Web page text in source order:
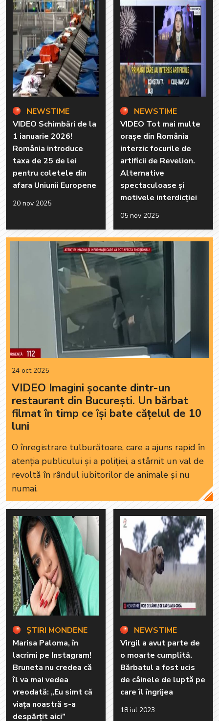
NEWSTIME
VIDEO Schimbări de la
1 ianuarie 2026!
România introduce
taxa de 25 de lei
pentru coletele din
afara Uniunii Europene
20 nov 2025
NEWSTIME
VIDEO Tot mai multe
orașe din România
interzic focurile de
artificii de Revelion.
Alternative
spectaculoase și
motivele interdicției
05 nov 2025
24 oct 2025
VIDEO Imagini șocante dintr-un
restaurant din București. Un bărbat
filmat în timp ce își bate cățelul de 10
luni
O înregistrare tulburătoare, care a ajuns rapid în
atenția publicului și a poliției, a stârnit un val de
revoltă în rândul iubitorilor de animale și nu
numai.
ȘTIRI MONDENE
Marisa Paloma, în
lacrimi pe Instagram!
Bruneta nu credea că
îl va mai vedea
vreodată: „Eu simt că
viața noastră s-a
despărțit aici”
NEWSTIME
Virgil a avut parte de
o moarte cumplită.
Bărbatul a fost ucis
de câinele de luptă pe
care îl îngrijea
18 iul 2023